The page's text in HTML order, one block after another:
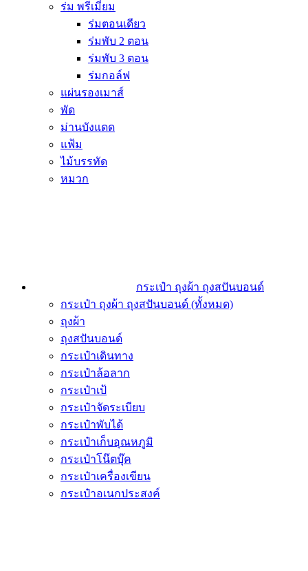
ร่ม พรีเมี่ยม
ร่มตอนเดียว
ร่มพับ 2 ตอน
ร่มพับ 3 ตอน
ร่มกอล์ฟ
แผ่นรองเมาส์
พัด
ม่านบังแดด
แฟ้ม
ไม้บรรทัด
หมวก
กระเป๋า ถุงผ้า ถุงสปันบอนด์
กระเป๋า ถุงผ้า ถุงสปันบอนด์ (ทั้งหมด)
ถุงผ้า
ถุงสปันบอนด์
กระเป๋าเดินทาง
กระเป๋าล้อลาก
กระเป๋าเป้
กระเป๋าจัดระเบียบ
กระเป๋าพับได้
กระเป๋าเก็บอุณหภูมิ
กระเป๋าโน๊ตบุ๊ค
กระเป๋าเครื่องเขียน
กระเป๋าอเนกประสงค์